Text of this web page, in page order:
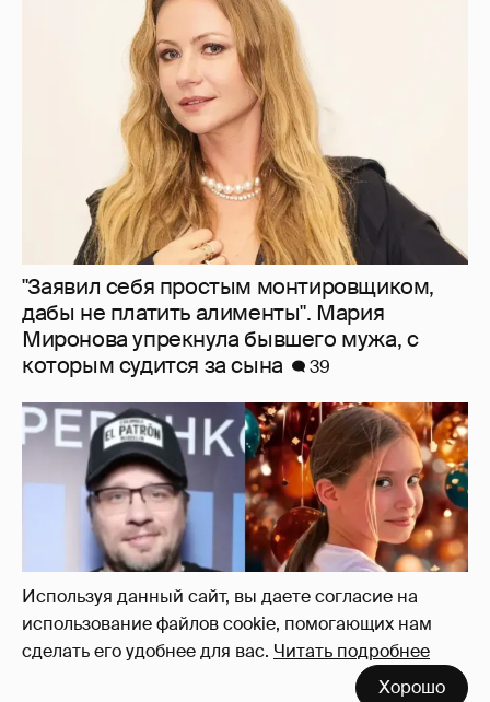
Используя данный сайт, вы даете согласие на
использование файлов cookie, помогающих нам
сделать его удобнее для вас. Читать подробнее
Хорошо
"Заявил себя простым монтировщиком,
дабы не платить алименты". Мария
Миронова упрекнула бывшего мужа, с
которым судится за сына
39